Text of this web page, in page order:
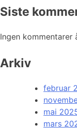
Siste
Ingen kommentarer
Arkiv
februar
mai
mars